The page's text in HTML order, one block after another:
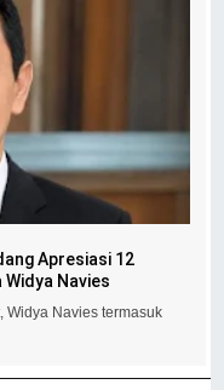
Apresiasi 12
Navies
Widya Navies termasuk